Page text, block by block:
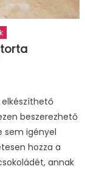
elkészíthető
beszerezhető
sem igényel
hozza a
annak